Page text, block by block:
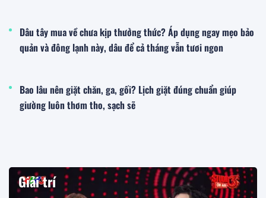
Dâu tây mua về chưa kịp thưởng thức? Áp dụng ngay mẹo bảo
quản và đông lạnh này, dâu để cả tháng vẫn tươi ngon
Bao lâu nên giặt chăn, ga, gối? Lịch giặt đúng chuẩn giúp
giường luôn thơm tho, sạch sẽ
Giải trí